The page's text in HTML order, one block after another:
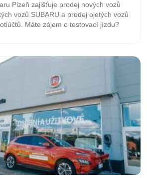
Plzeň zajišťuje prodej nových vozů
vozů SUBARU a prodej ojetých vozů
Máte zájem o testovací jízdu?